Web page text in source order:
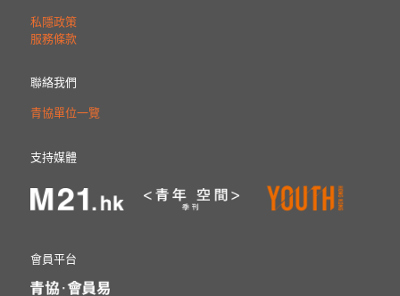
私隱政策
服務條款
聯絡我們
青協單位一覽
支持媒體
會員平台